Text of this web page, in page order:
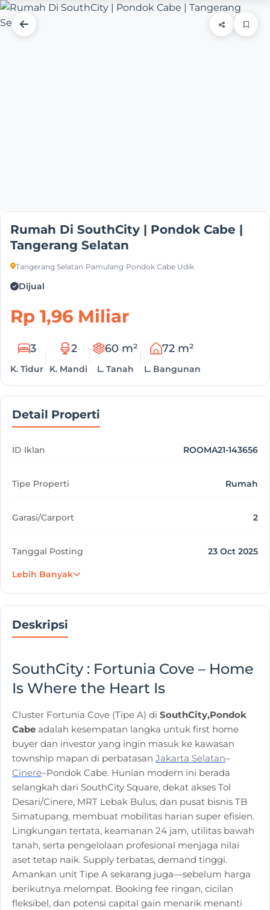
Rumah Di SouthCity | Pondok Cabe |
Tangerang Selatan
Tangerang Selatan›Pamulang›Pondok Cabe Udik
Dijual
Rp 1,96 Miliar
3
K. Tidur
2
K. Mandi
60 m²
L. Tanah
72 m²
L. Bangunan
Detail Properti
ID Iklan ROOMA21-143656
Tipe Properti Rumah
Garasi/Carport 2
Tanggal Posting 23 Oct 2025
Lebih Banyak
Deskripsi
SouthCity : Fortunia Cove – Home
Is Where the Heart Is
Cluster Fortunia Cove (Tipe A) diSouthCity,Pondok
Cabe adalah kesempatan langka untuk first home
buyer dan investor yang ingin masuk ke kawasan
township mapan di perbatasanJakarta Selatan–
Cinere–Pondok Cabe. Hunian modern ini berada
selangkah dari SouthCity Square, dekat akses Tol
Desari/Cinere, MRT Lebak Bulus, dan pusat bisnis TB
Simatupang, membuat mobilitas harian super efisien.
Lingkungan tertata, keamanan 24 jam, utilitas bawah
tanah, serta pengelolaan profesional menjaga nilai
aset tetap naik. Supply terbatas, demand tinggi.
Amankan unit Tipe A sekarang juga—sebelum harga
berikutnya melompat. Booking fee ringan, cicilan
fleksibel, dan potensi capital gain menarik menanti